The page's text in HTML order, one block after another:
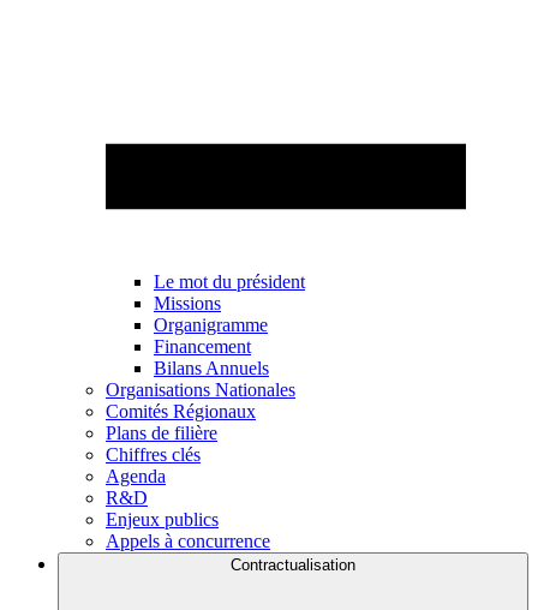
Le mot du président
Missions
Organigramme
Financement
Bilans Annuels
Organisations Nationales
Comités Régionaux
Plans de filière
Chiffres clés
Agenda
R&D
Enjeux publics
Appels à concurrence
Contractualisation